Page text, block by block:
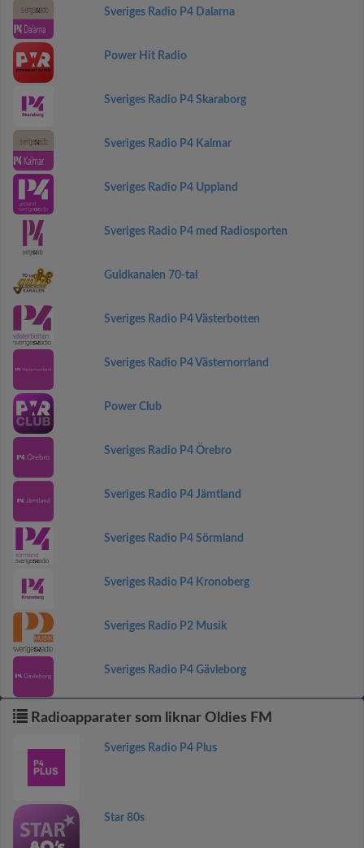
Sveriges Radio P4 Dalarna
Power Hit Radio
Sveriges Radio P4 Skaraborg
Sveriges Radio P4 Kalmar
Sveriges Radio P4 Uppland
Sveriges Radio P4 med Radiosporten
Guldkanalen 70-tal
Sveriges Radio P4 Västerbotten
Sveriges Radio P4 Västernorrland
Power Club
Sveriges Radio P4 Örebro
Sveriges Radio P4 Jämtland
Sveriges Radio P4 Sörmland
Sveriges Radio P4 Kronoberg
Sveriges Radio P2 Musik
Sveriges Radio P4 Gävleborg
Radioapparater som liknar Oldies FM
Sveriges Radio P4 Plus
Star 80s